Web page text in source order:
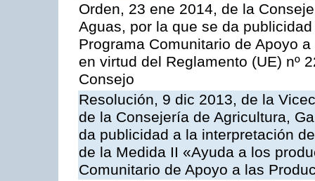
Orden, 23 ene 2014, de la
Aguas, por la que se da
Programa Comunitario de Apoyo
en virtud del Reglamento (UE) nº
Consejo
Resolución, 9 dic 2013, de la
de la Consejería de Agricultura,
da publicidad a la interpretación
de la Medida II «Ayuda a los
Comunitario de Apoyo a las